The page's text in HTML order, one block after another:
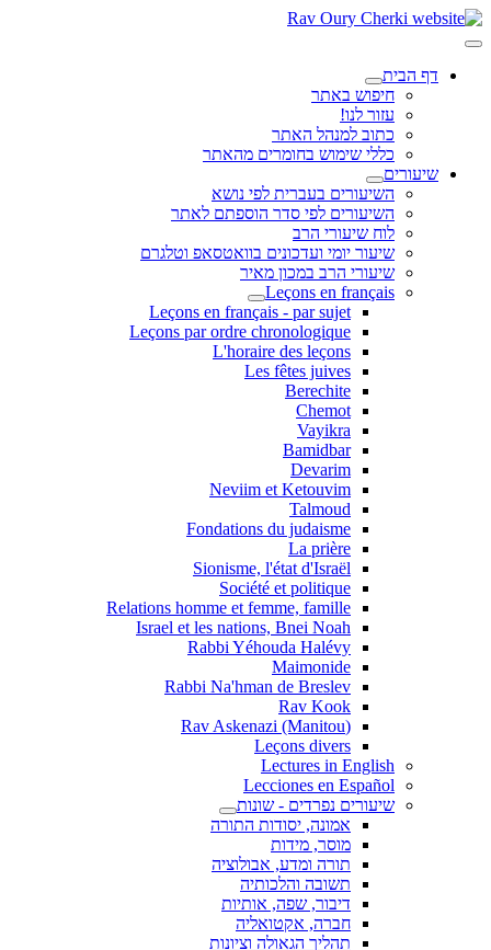
דף הבית
חיפוש באתר
עזור לנו!
כתוב למנהל האתר
כללי שימוש בחומרים מהאתר
שיעורים
השיעורים בעברית לפי נושא
השיעורים לפי סדר הוספתם לאתר
לוח שיעורי הרב
שיעור יומי ועדכונים בוואטסאפ וטלגרם
שיעורי הרב במכון מאיר
Leçons en français
Leçons en français - par sujet
Leçons par ordre chronologique
L'horaire des leçons
Les fêtes juives
Berechite
Chemot
Vayikra
Bamidbar
Devarim
Neviim et Ketouvim
Talmoud
Fondations du judaisme
La prière
Sionisme, l'état d'Israël
Société et politique
Relations homme et femme, famille
Israel et les nations, Bnei Noah
Rabbi Yéhouda Halévy
Maimonide
Rabbi Na'hman de Breslev
Rav Kook
(Rav Askenazi (Manitou
Leçons divers
Lectures in English
Lecciones en Español
שיעורים נפרדים - שונות
אמונה, יסודות התורה
מוסר, מידות
תורה ומדע, אבולוציה
תשובה והלכותיה
דיבור, שפה, אותיות
חברה, אקטואליה
תהליך הגאולה וציונות